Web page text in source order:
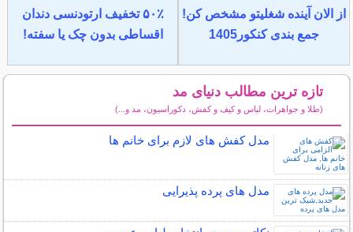
از الان آینده شغلیتو مشخص کن!
جمع بندی کنکور1405
۵۰٪ تخفیف ارتودنسی دندان
اقساطی بدون چک یا سفته!
تازه ترین مطالب دنیای مد
(طلا و جواهرات، لباس و کیف و کفش، دکوراسیون، مد و...)
مدل کفش های لازم برای خانم ها
مدل های پرده پذیرایی